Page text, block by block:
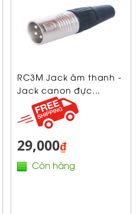
RC3M Jack âm thanh -
Jack canon đực...
29,000₫
Còn hàng